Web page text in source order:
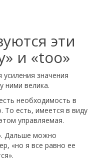
эти
и «too»
значения
ними велика.
необходимость в
То есть, имеется в виду
управляемая.
Дальше можно
«но я все равно ее